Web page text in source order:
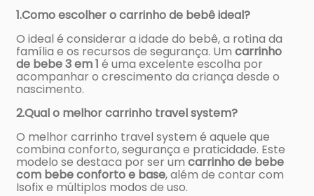
1.Como escolher o carrinho de bebê ideal?
O ideal é considerar a idade do bebê, a rotina da
família e os recursos de segurança. Um carrinho
de bebe 3 em 1 é uma excelente escolha por
acompanhar o crescimento da criança desde o
nascimento.
2.Qual o melhor carrinho travel system?
O melhor carrinho travel system é aquele que
combina conforto, segurança e praticidade. Este
modelo se destaca por ser um carrinho de bebe
com bebe conforto e base, além de contar com
Isofix e múltiplos modos de uso.